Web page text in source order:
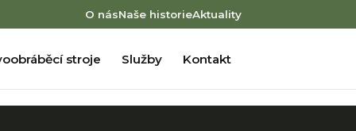
O násNaše historieAktuality
stroje Služby Kontakt